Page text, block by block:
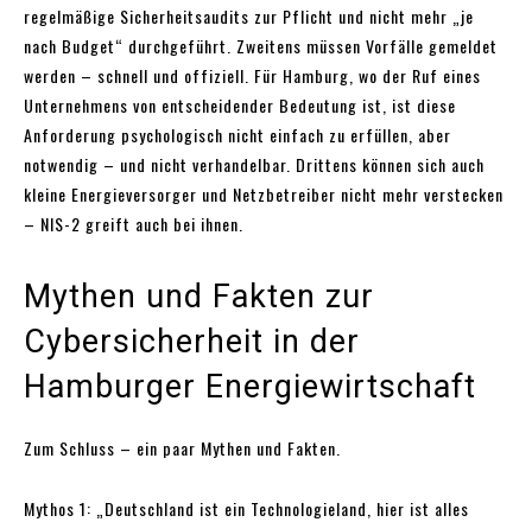
regelmäßige Sicherheitsaudits zur Pflicht und nicht mehr „je
nach Budget“ durchgeführt. Zweitens müssen Vorfälle gemeldet
werden – schnell und offiziell. Für Hamburg, wo der Ruf eines
Unternehmens von entscheidender Bedeutung ist, ist diese
Anforderung psychologisch nicht einfach zu erfüllen, aber
notwendig – und nicht verhandelbar. Drittens können sich auch
kleine Energieversorger und Netzbetreiber nicht mehr verstecken
– NIS-2 greift auch bei ihnen.
Mythen und Fakten zur
Cybersicherheit in der
Hamburger Energiewirtschaft
Zum Schluss – ein paar Mythen und Fakten.
Mythos 1: „Deutschland ist ein Technologieland, hier ist alles